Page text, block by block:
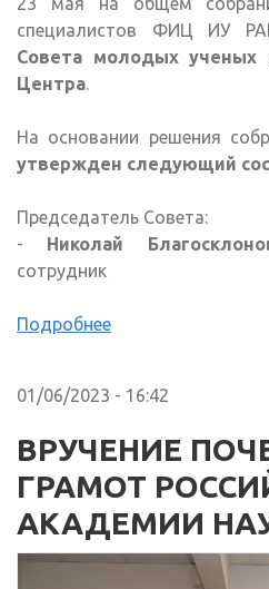
специалистов ФИЦ ИУ
Совета молодых ученых
Центра.
На основании решения
утвержден следующий
Председатель Совета:
- Николай
сотрудник
Подробнее
01/06/2023 - 16:42
ВРУЧЕНИЕ
ГРАМОТ
АКАДЕМИИ